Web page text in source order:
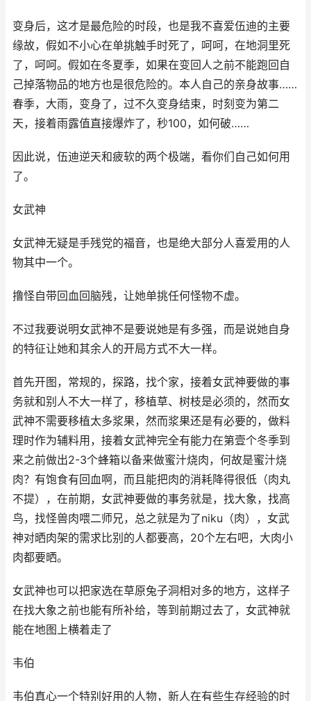
变身后，这才是最危险的时段，也是我不喜爱伍迪的主要
缘故，假如不小心在单挑触手时死了，呵呵，在地洞里死
了，呵呵。假如在冬夏季，如果在变回人之前不能跑回自
己掉落物品的地方也是很危险的。本人自己的亲身故事……
春季，大雨，变身了，过不久变身结束，时刻变为第二
天，接着雨露值直接爆炸了，秒100，如何破……
因此说，伍迪逆天和疲软的两个极端，看你们自己如何用
了。
女武神
女武神无疑是手残党的福音，也是绝大部分人喜爱用的人
物其中一个。
撸怪自带回血回脑残，让她单挑任何怪物不虚。
不过我要说明女武神不是要说她是有多强，而是说她自身
的特征让她和其余人的开局方式不大一样。
首先开图，常规的，探路，找个家，接着女武神要做的事
务就和别人不大一样了，移植草、树枝是必须的，然而女
武神不需要移植太多浆果，然而浆果还是有必要的，做料
理时作为辅料用，接着女武神完全有能力在第壹个冬季到
来之前做出2-3个蜂箱以备来做蜜汁烧肉，何故是蜜汁烧
肉？有饱食有回血啊，而且能把肉的消耗降得很低（肉丸
不提），在前期，女武神要做的事务就是，找大象，找高
鸟，找怪兽肉喂二师兄，总之就是为了niku（肉），女武
神对晒肉架的需求比别的人都要高，20个左右吧，大肉小
肉都要晒。
女武神也可以把家选在草原兔子洞相对多的地方，这样子
在找大象之前也能有所补给，等到前期过去了，女武神就
能在地图上横着走了
韦伯
韦伯真心一个特别好用的人物，新人在有些生存经验的时